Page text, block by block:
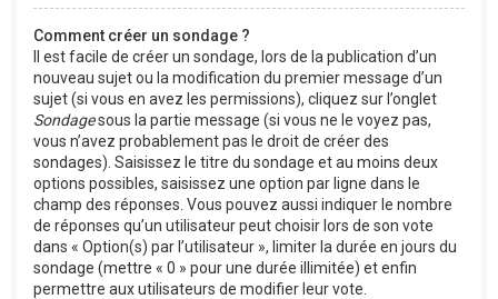
Comment créer un sondage ?
Il est facile de créer un sondage, lors de la publication d’un
nouveau sujet ou la modification du premier message d’un
sujet (si vous en avez les permissions), cliquez sur l’onglet
Sondagesous la partie message (si vous ne le voyez pas,
vous n’avez probablement pas le droit de créer des
sondages). Saisissez le titre du sondage et au moins deux
options possibles, saisissez une option par ligne dans le
champ des réponses. Vous pouvez aussi indiquer le nombre
de réponses qu’un utilisateur peut choisir lors de son vote
dans « Option(s) par l’utilisateur », limiter la durée en jours du
sondage (mettre « 0 » pour une durée illimitée) et enfin
permettre aux utilisateurs de modifier leur vote.